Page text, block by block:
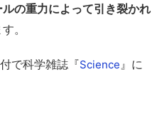
の重力によって引き裂かれ
。
で科学雑誌『Science 』に